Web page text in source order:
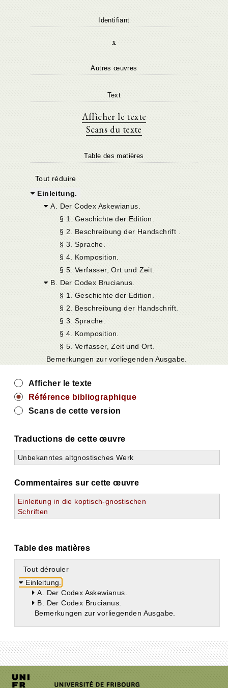
Identifiant
x
Autres œuvres
Text
Afficher le texte
Scans du texte
Table des matières
Tout réduire
Einleitung.
A. Der Codex Askewianus.
§ 1. Geschichte der Edition.
§ 2. Beschreibung der Handschrift .
§ 3. Sprache.
§ 4. Komposition.
§ 5. Verfasser, Ort und Zeit.
B. Der Codex Brucianus.
§ 1. Geschichte der Edition.
§ 2. Beschreibung der Handschrift.
§ 3. Sprache.
§ 4. Komposition.
§ 5. Verfasser, Zeit und Ort.
Bemerkungen zur vorliegenden Ausgabe.
Afficher le texte
Référence bibliographique
Scans de cette version
Traductions de cette œuvre
Unbekanntes altgnostisches Werk
Commentaires sur cette œuvre
Einleitung in die koptisch-gnostischen
Schriften
Table des matières
Tout dérouler
Einleitung.
A. Der Codex Askewianus.
B. Der Codex Brucianus.
Bemerkungen zur vorliegenden Ausgabe.